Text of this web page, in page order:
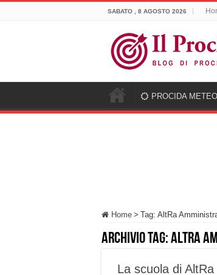
SABATO , 8 AGOSTO 2026
PROCIDA METEO
Home > Tag: AltRa
Archivio tag:AltRa
La scuola di AltRa